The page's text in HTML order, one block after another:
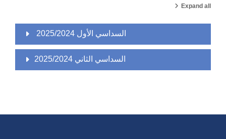
Expand all
2025/2024 السداسي الأول
السداسي الثاني 2025/2024